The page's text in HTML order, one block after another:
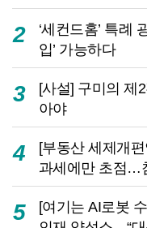
2
‘세컨드홈’ 특례
입’ 가능하다
3
[사설] 구미의 제
아야
4
[부동산 세제개
과세에만 초점…
5
[여기는 AI로봇